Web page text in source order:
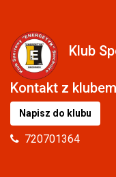
Klub
Kontakt z klubem
Napisz do klubu
720701364